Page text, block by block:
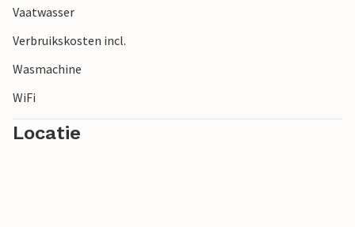
Vaatwasser
Verbruikskosten incl.
Wasmachine
WiFi
Locatie